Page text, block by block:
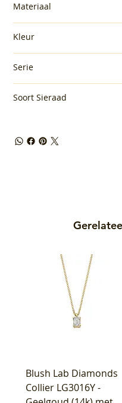
Materiaal
Kleur
Serie
Soort Sieraad
Blush Lab Diamonds
Collier LG3016Y -